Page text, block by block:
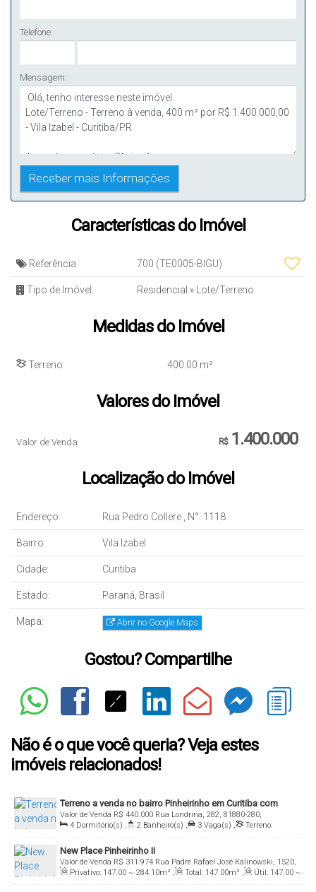
Telefone:
Mensagem:
Características do Imóvel
Referência: 700 (TE0005-BIGU)
Tipo de Imóvel: Residencial » Lote/Terreno
Medidas do Imóvel
Terreno: 400.00 m²
Valores do Imóvel
R$1.400.000
Valor de Venda
Localização do Imóvel
Endereço: Rua Pedro Collere , N°: 1118
Bairro: Vila Izabel
Cidade: Curitiba
Estado: Paraná, Brasil
Mapa: Abrir no Google Maps
Gostou? Compartilhe
Não é o que você queria? Veja estes
imóveis relacionados!
Terreno a venda no bairro Pinheirinho em Curitiba com
440m2, R$ 440.000
R$ 440.000
Valor de Venda
Rua Londrina, 282, 81880-280,
Pinheirinho, Curitiba, Paraná, Brasil
4 Dormitório(s) , 2 Banheiro(s) , 3 Vaga(s) ,
Terreno:
440.00m²
New Place Pinheirinho II
R$ 311.974
Valor de Venda
Rua Padre Rafael José Kalinowski, 1520,
81825-130, Pinheirinho, Curitiba, Paraná, Brasil
Privativo: 147.00 ~ 284.10m² , Total: 147.00m² , Útil: 147.00 ~
284.10m²